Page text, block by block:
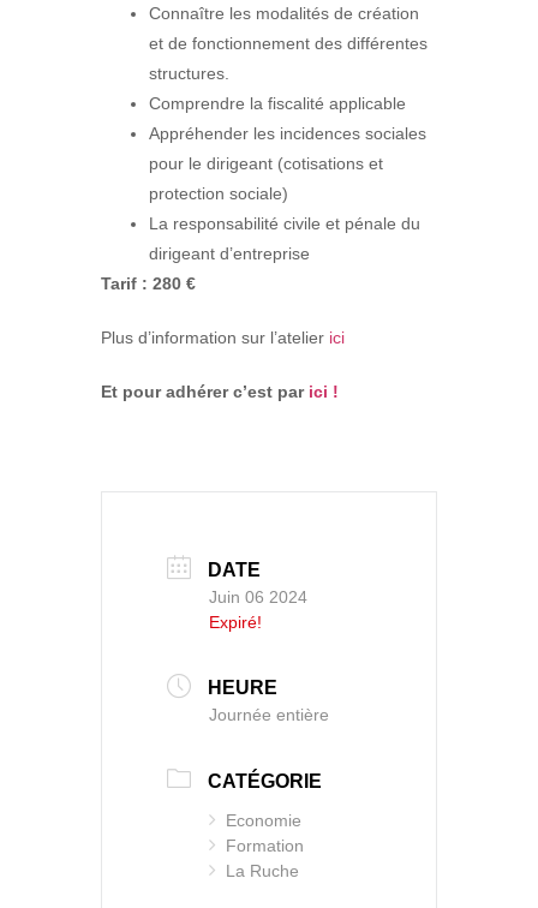
Connaître les modalités de création
et de fonctionnement des différentes
structures.
Comprendre la fiscalité applicable
Appréhender les incidences sociales
pour le dirigeant (cotisations et
protection sociale)
La responsabilité civile et pénale du
dirigeant d’entreprise
Tarif : 280 €
Plus d’information sur l’atelier ici
Et pour adhérer c’est par ici !
DATE
Juin 06 2024
Expiré!
HEURE
Journée entière
CATÉGORIE
Economie
Formation
La Ruche